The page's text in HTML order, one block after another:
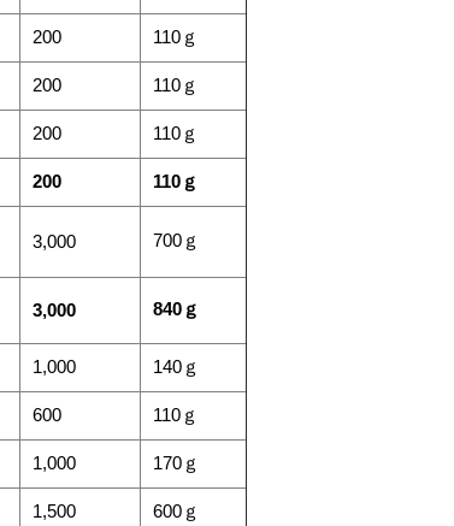
200 110ｇ
200 110ｇ
200 110ｇ
200 110ｇ
3,000 700ｇ
3,000 840ｇ
1,000 140ｇ
600 110ｇ
1,000 170ｇ
1,500 600ｇ